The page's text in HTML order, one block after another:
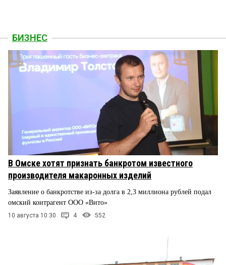
БИЗНЕС
В Омске хотят признать банкротом известного
производителя макаронных изделий
Заявление о банкротстве из-за долга в 2,3 миллиона рублей подал
омский контрагент ООО «Вито»
10 августа 10:30 4 552